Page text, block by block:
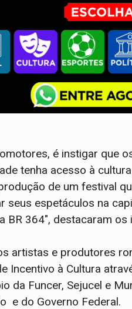
é instigar que
tenha acesso à
de um festival
espetáculos na
BR 364", destacaram
artistas e produtores
Incentivo à Cultura
da Funcer, Sejucel e
e do Governo Federal.